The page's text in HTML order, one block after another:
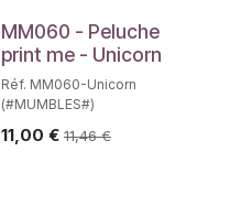
MM060 - Peluche
print me - Unicorn
Réf. MM060-Unicorn
(#MUMBLES#)
11,00 € 11,46€